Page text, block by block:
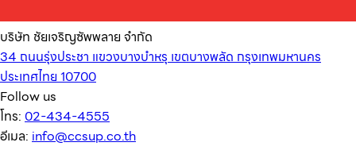
บริษัท ชัยเจริญซัพพลาย จำกัด
34 ถนนรุ่งประชา แขวงบางบำหรุ เขตบางพลัด กรุงเทพมหานคร
ประเทศไทย 10700
Follow us
โทร: 02-434-4555
อีเมล: info@ccsup.co.th